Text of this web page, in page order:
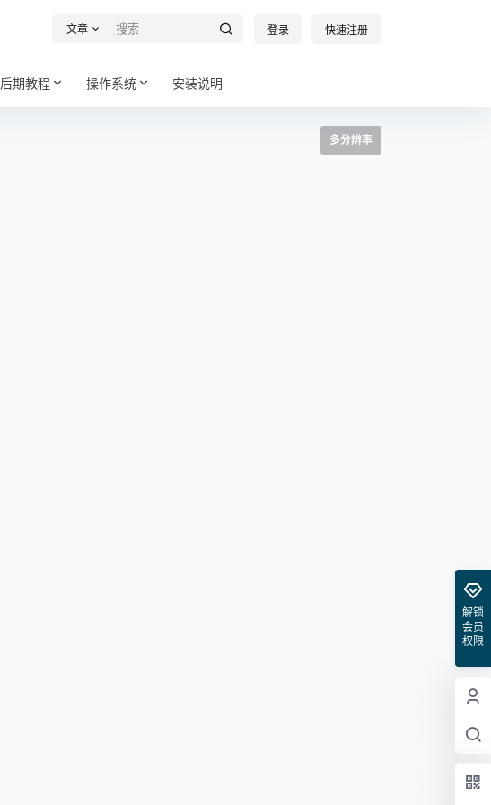
文章 登录 快速注册
后期教程 操作系统 安装说明
多分辨率
解锁
会员
权限